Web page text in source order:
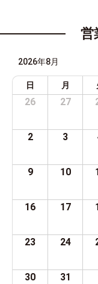
営
2026年8月
日 月
26 27
2 3
9 10
16 17
23 24
30 31